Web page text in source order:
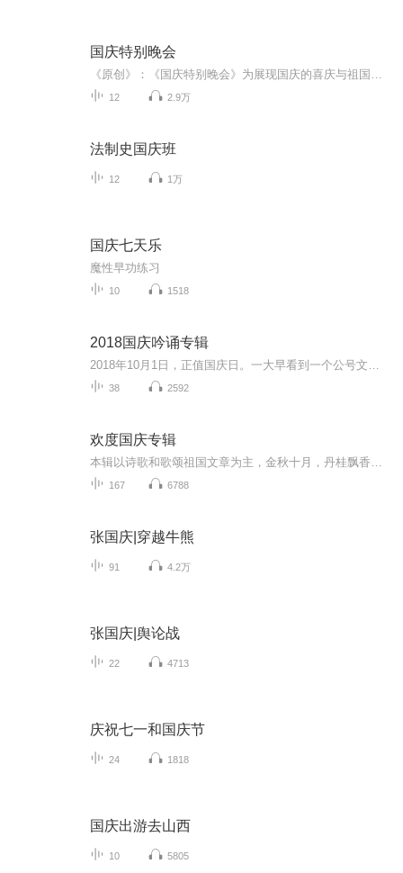
国庆特别晚会
12 2.9万
法制史国庆班
12 1万
国庆七天乐
魔性早功练习
10 1518
2018国庆吟诵专辑
38 2592
欢度国庆专辑
167 6788
张国庆|穿越牛熊
91 4.2万
张国庆|舆论战
22 4713
庆祝七一和国庆节
24 1818
国庆出游去山西
10 5805